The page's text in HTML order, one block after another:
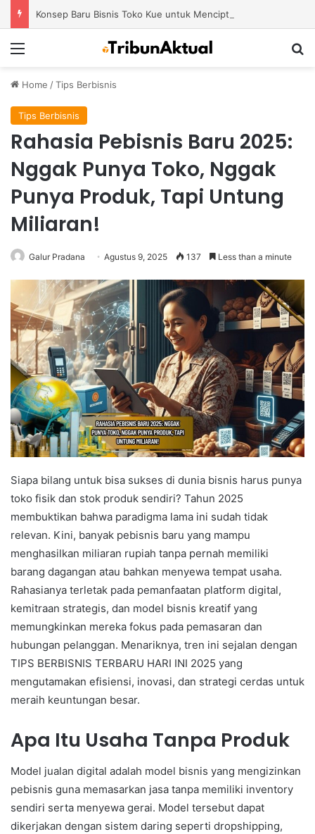
Home /Tips Berbisnis
Tips Berbisnis
Rahasia Pebisnis Baru 2025:
Nggak Punya Toko, Nggak
Punya Produk, Tapi Untung
Miliaran!
Galur Pradana Agustus 9, 2025 137 Less than a minute
Siapa bilang untuk bisa sukses di dunia bisnis harus punya
toko fisik dan stok produk sendiri? Tahun 2025
membuktikan bahwa paradigma lama ini sudah tidak
relevan. Kini, banyak pebisnis baru yang mampu
menghasilkan miliaran rupiah tanpa pernah memiliki
barang dagangan atau bahkan menyewa tempat usaha.
Rahasianya terletak pada pemanfaatan platform digital,
kemitraan strategis, dan model bisnis kreatif yang
memungkinkan mereka fokus pada pemasaran dan
hubungan pelanggan. Menariknya, tren ini sejalan dengan
TIPS BERBISNIS TERBARU HARI INI 2025 yang
mengutamakan efisiensi, inovasi, dan strategi cerdas untuk
meraih keuntungan besar.
Apa Itu Usaha Tanpa Produk
Model jualan digital adalah model bisnis yang mengizinkan
pebisnis guna memasarkan jasa tanpa memiliki inventory
sendiri serta menyewa gerai. Model tersebut dapat
dikerjakan dengan sistem daring seperti dropshipping,